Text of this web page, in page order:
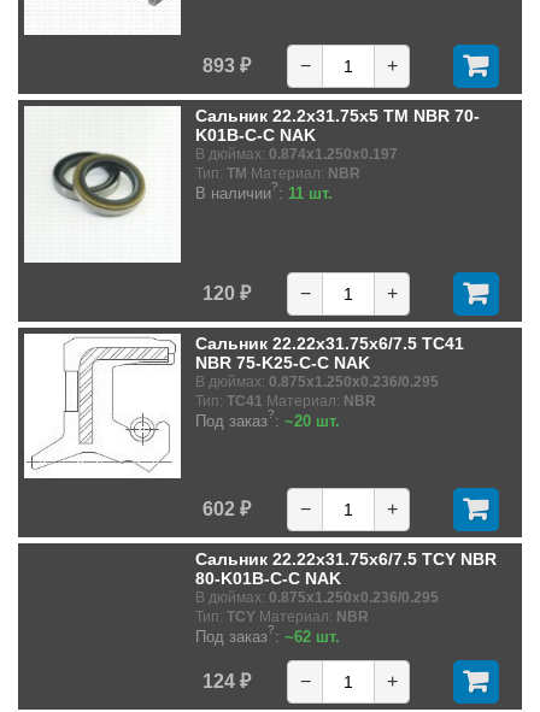
893 ₽ − +
Сальник 22.2x31.75x5 TM NBR 70-
K01B-C-C NAK
В дюймах: 0.874x1.250x0.197
Тип: TM Материал: NBR
В наличии?: 11 шт.
120 ₽ − +
Сальник 22.22x31.75x6/7.5 TC41
NBR 75-K25-C-C NAK
В дюймах: 0.875x1.250x0.236/0.295
Тип: TC41 Материал: NBR
Под заказ?: ~20 шт.
602 ₽ − +
Сальник 22.22x31.75x6/7.5 TCY NBR
80-K01B-C-C NAK
В дюймах: 0.875x1.250x0.236/0.295
Тип: TCY Материал: NBR
Под заказ?: ~62 шт.
124 ₽ − +